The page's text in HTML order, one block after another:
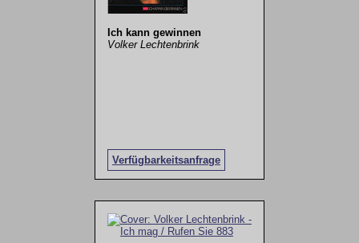
Ich kann gewinnen
Volker Lechtenbrink
Verfügbarkeitsanfrage